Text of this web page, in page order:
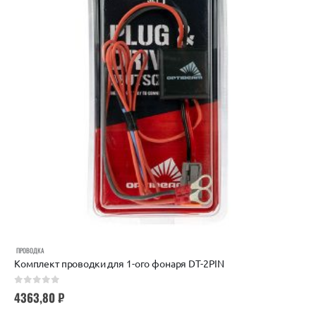
ПРОВОДКА
Комплект проводки для 1-ого фонаря DT-2PIN
4363,80₽